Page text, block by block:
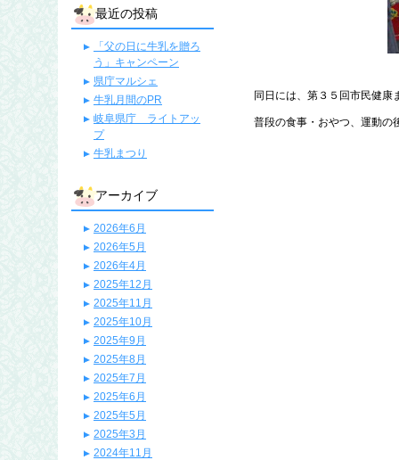
同日には、第３５回市民健康
普段の食事・おやつ、運動の
最近の投稿
「父の日に牛乳を贈ろ
う」キャンペーン
県庁マルシェ
牛乳月間のPR
岐阜県庁 ライトアッ
プ
牛乳まつり
アーカイブ
2026年6月
2026年5月
2026年4月
2025年12月
2025年11月
2025年10月
2025年9月
2025年8月
2025年7月
2025年6月
2025年5月
2025年3月
2024年11月